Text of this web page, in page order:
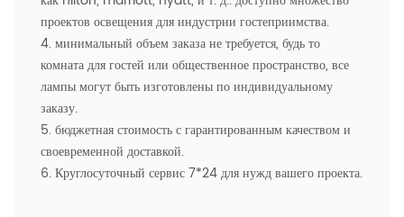
проектов освещения для индустрии гостеприимства.
4. минимальный объем заказа не требуется, будь то
комната для гостей или общественное пространство, все
лампы могут быть изготовлены по индивидуальному
заказу.
5. бюджетная стоимость с гарантированным качеством и
своевременной доставкой.
6. Круглосуточный сервис 7*24 для нужд вашего проекта.